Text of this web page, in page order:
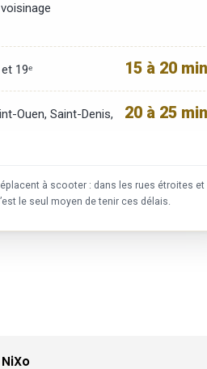
19ᵉ 15 à 20
Ouen, Saint-Denis,
20 à 25
à scooter : dans les rues étroites et
le seul moyen de tenir ces délais.